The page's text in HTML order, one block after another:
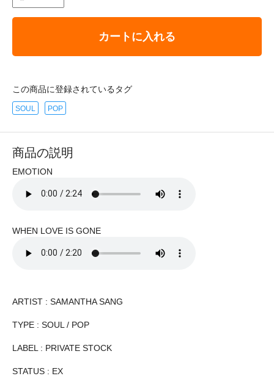
カートに入れる
この商品に登録されているタグ
SOUL POP
商品の説明
EMOTION
WHEN LOVE IS GONE
ARTIST : SAMANTHA SANG
TYPE : SOUL / POP
LABEL : PRIVATE STOCK
STATUS : EX